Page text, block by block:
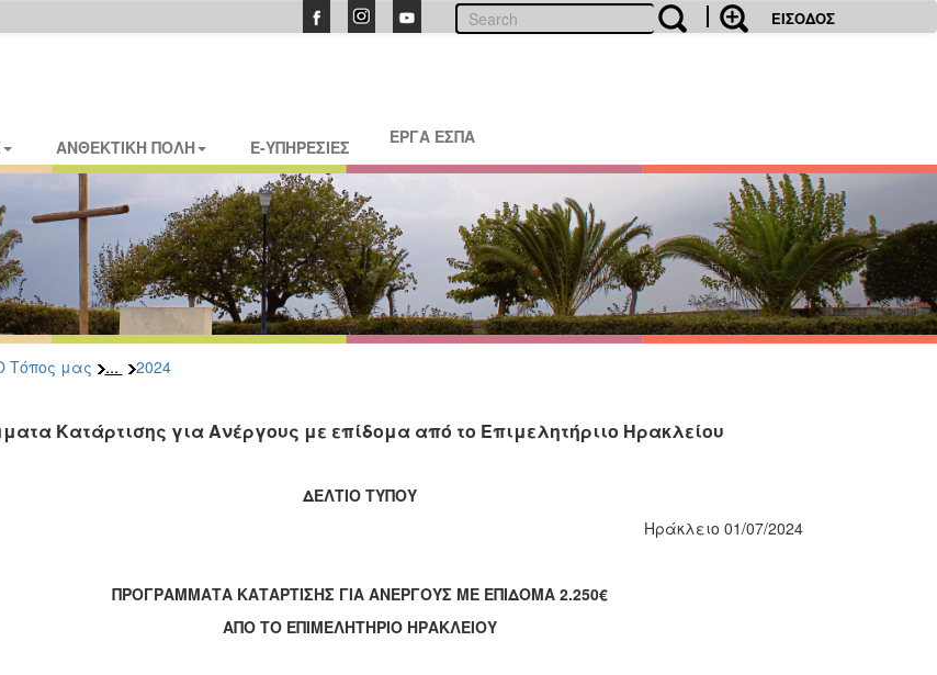
ΕΙΣΟΔΟΣ
ΑΝΘΕΚΤΙΚΗ ΠΟΛΗ E-ΥΠΗΡΕΣΙΕΣ ΕΡΓΑ ΕΣΠΑ
Τόπος μας ... 2024
Κατάρτισης για Ανέργους με επίδομα από το Επιμελητήριιο Ηρακλείου
ΔΕΛΤΙΟ ΤΥΠΟΥ
Ηράκλειο 01/07/2024
ΠΡΟΓΡΑΜΜΑΤΑ ΚΑΤΑΡΤΙΣΗΣ ΓΙΑ ΑΝΕΡΓΟΥΣ ΜΕ ΕΠΙΔΟΜΑ 2.250€
ΑΠΟ ΤΟ ΕΠΙΜΕΛΗΤΗΡΙΟ ΗΡΑΚΛΕΙΟΥ